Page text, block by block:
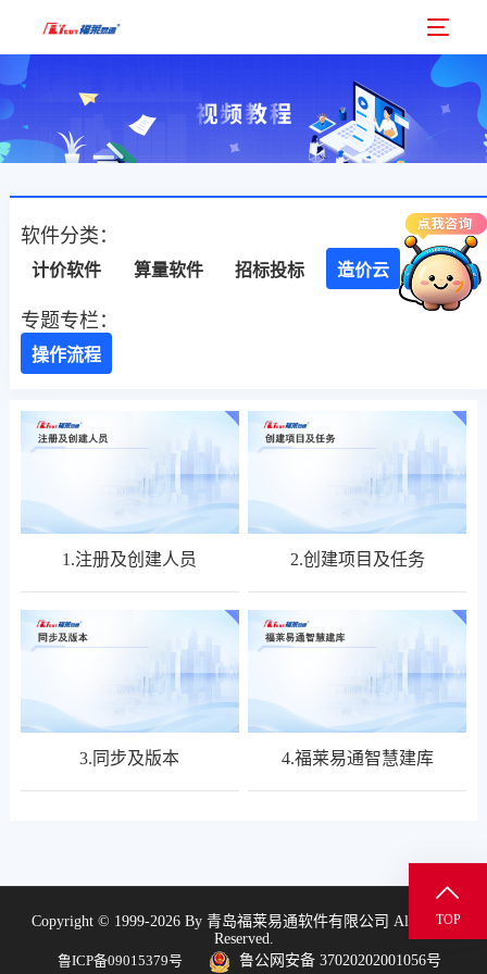

TOP
软件分类：
计价软件 算量软件 招标投标 造价云
专题专栏：
操作流程
1.注册及创建人员 2.创建项目及任务
3.同步及版本 4.福莱易通智慧建库
Copyright © 1999-2026 By 青岛福莱易通软件有限公司 All Rights
Reserved.
鲁ICP备09015379号
鲁公网安备 37020202001056号